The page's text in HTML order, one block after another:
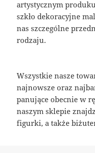
artystycznym
szkło dekoracyjne
nas szczególne
rodzaju.
Wszystkie nasze
najnowsze oraz
panujące obecnie w
naszym sklepie
figurki, a także